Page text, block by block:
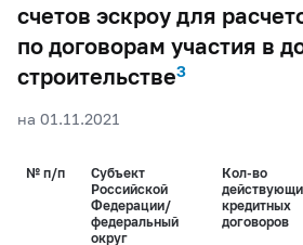
счетов эскроу для
по договорам участия в
строительстве3
на 01.11.2021
№ п/п
Субъект
Российской
Федерации/
федеральный
округ
Кол-во
кредитных
договоров